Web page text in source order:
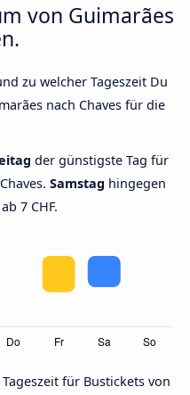
von Guimarães
zu welcher Tageszeit Du
nach Chaves für die
der günstigste Tag für
Samstag hingegen
7 CHF.
für Bustickets von